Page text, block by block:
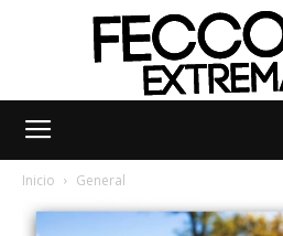
Inicio General